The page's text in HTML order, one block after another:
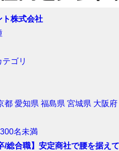
ト株式会社
ゴリ
都 愛知県 福島県 宮城県 大阪府
名未満
/総合職】安定商社で腰を据